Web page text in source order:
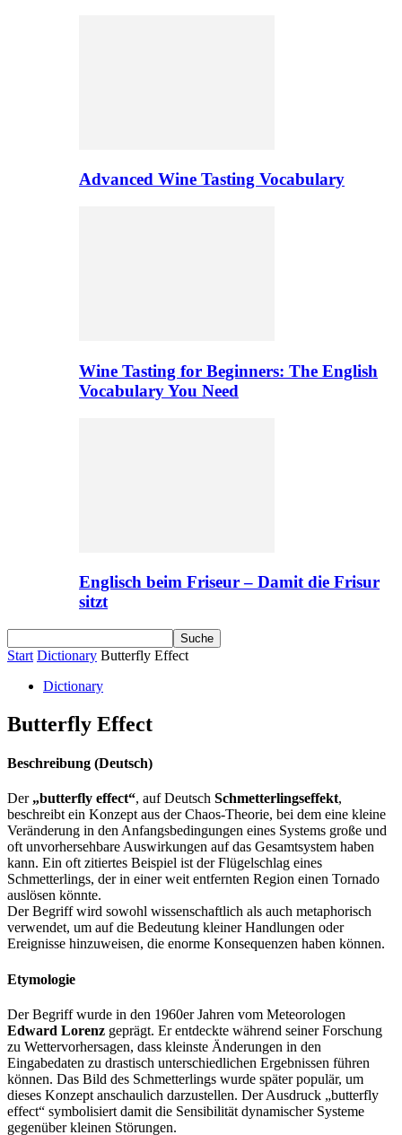
Advanced Wine Tasting Vocabulary
Wine Tasting for Beginners: The English
Vocabulary You Need
Englisch beim Friseur – Damit die Frisur
sitzt
Start Dictionary Butterfly Effect
Dictionary
Butterfly Effect
Beschreibung (Deutsch)
Der „butterfly effect“, auf Deutsch Schmetterlingseffekt,
beschreibt ein Konzept aus der Chaos-Theorie, bei dem eine kleine
Veränderung in den Anfangsbedingungen eines Systems große und
oft unvorhersehbare Auswirkungen auf das Gesamtsystem haben
kann. Ein oft zitiertes Beispiel ist der Flügelschlag eines
Schmetterlings, der in einer weit entfernten Region einen Tornado
auslösen könnte.
Der Begriff wird sowohl wissenschaftlich als auch metaphorisch
verwendet, um auf die Bedeutung kleiner Handlungen oder
Ereignisse hinzuweisen, die enorme Konsequenzen haben können.
Etymologie
Der Begriff wurde in den 1960er Jahren vom Meteorologen
Edward Lorenz geprägt. Er entdeckte während seiner Forschung
zu Wettervorhersagen, dass kleinste Änderungen in den
Eingabedaten zu drastisch unterschiedlichen Ergebnissen führen
können. Das Bild des Schmetterlings wurde später populär, um
dieses Konzept anschaulich darzustellen. Der Ausdruck „butterfly
effect“ symbolisiert damit die Sensibilität dynamischer Systeme
gegenüber kleinen Störungen.